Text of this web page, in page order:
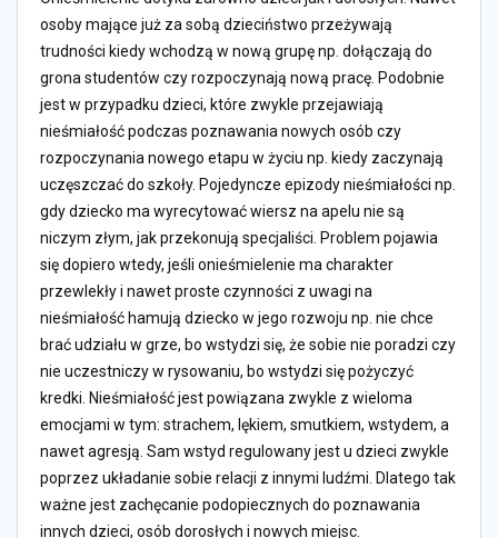
osoby mające już za sobą dzieciństwo przeżywają
trudności kiedy wchodzą w nową grupę np. dołączają do
grona studentów czy rozpoczynają nową pracę. Podobnie
jest w przypadku dzieci, które zwykle przejawiają
nieśmiałość podczas poznawania nowych osób czy
rozpoczynania nowego etapu w życiu np. kiedy zaczynają
uczęszczać do szkoły. Pojedyncze epizody nieśmiałości np.
gdy dziecko ma wyrecytować wiersz na apelu nie są
niczym złym, jak przekonują specjaliści. Problem pojawia
się dopiero wtedy, jeśli onieśmielenie ma charakter
przewlekły i nawet proste czynności z uwagi na
nieśmiałość hamują dziecko w jego rozwoju np. nie chce
brać udziału w grze, bo wstydzi się, że sobie nie poradzi czy
nie uczestniczy w rysowaniu, bo wstydzi się pożyczyć
kredki. Nieśmiałość jest powiązana zwykle z wieloma
emocjami w tym: strachem, lękiem, smutkiem, wstydem, a
nawet agresją. Sam wstyd regulowany jest u dzieci zwykle
poprzez układanie sobie relacji z innymi ludźmi. Dlatego tak
ważne jest zachęcanie podopiecznych do poznawania
innych dzieci, osób dorosłych i nowych miejsc.